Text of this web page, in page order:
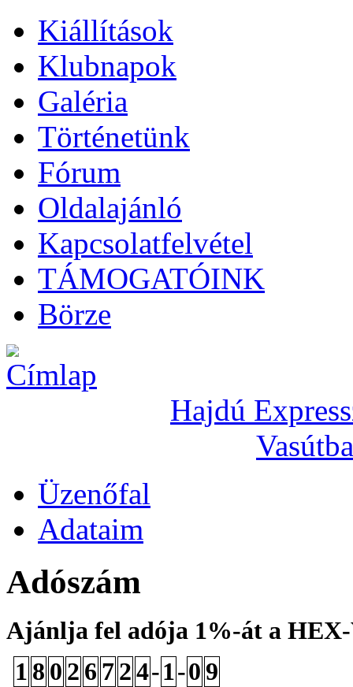
Kiállítások
Klubnapok
Galéria
Történetünk
Fórum
Oldalajánló
Kapcsolatfelvétel
TÁMOGATÓINK
Börze
Hajdú
Üzenőfal
Adataim
Adószám
Ajánlja fel adója 1%-át a HEX-
1 8 0 2 6 7 2 4-1-0 9